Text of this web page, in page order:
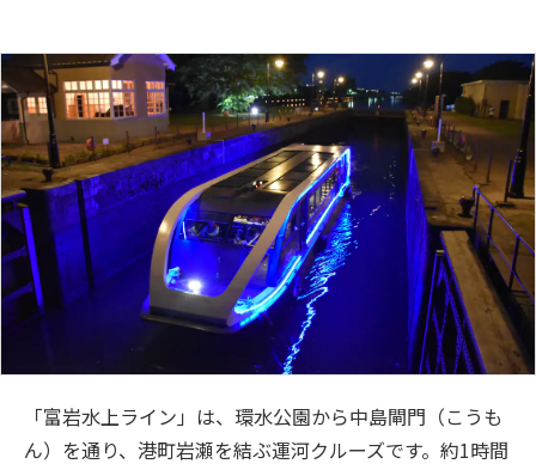
「富岩水上ライン」は、環水公園から中島閘門（こうも
ん）を通り、港町岩瀬を結ぶ運河クルーズです。約1時間